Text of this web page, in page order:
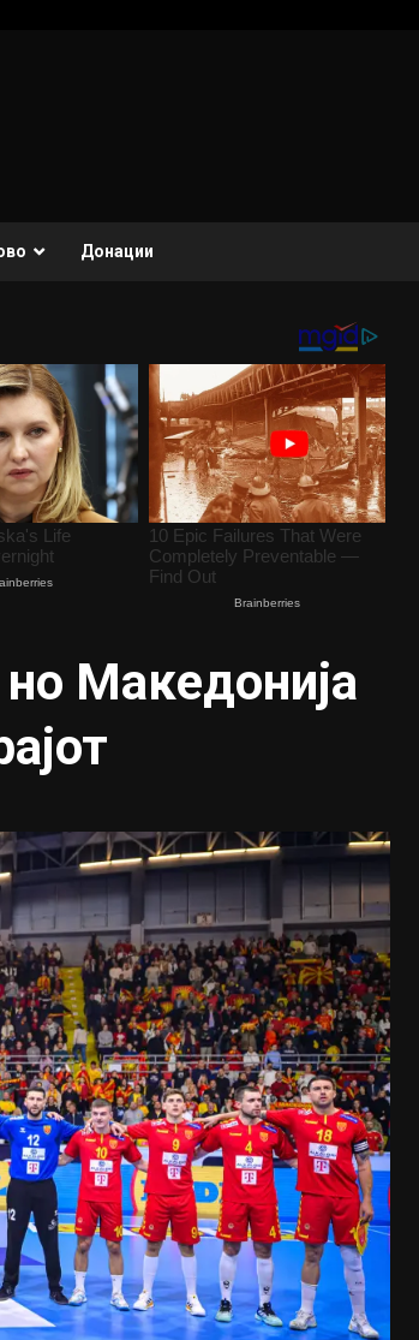
Донации
Македонија